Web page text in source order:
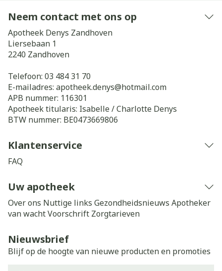
Neem contact met ons op
Apotheek Denys Zandhoven
Liersebaan 1
2240 Zandhoven
Telefoon: 03 484 31 70
E-mailadres: apotheek.denys@hotmail.com
APB nummer: 116301
Apotheek titularis: Isabelle / Charlotte Denys
BTW nummer: BE0473669806
Klantenservice
FAQ
Uw apotheek
Over ons Nuttige links Gezondheidsnieuws Apotheker
van wachtVoorschrift Zorgtarieven
Nieuwsbrief
Blijf op de hoogte van nieuwe producten en promoties